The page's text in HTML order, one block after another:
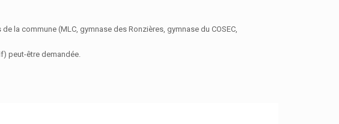
la commune (MLC, gymnase des Ronzières, gymnase du COSEC,
peut-être demandée.